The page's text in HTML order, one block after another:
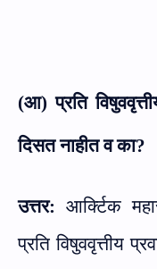
(आ) प्रति
दिसत नाहीत व का?
उत्तर:आर्क्टिक
प्रति विषुववृत्तीय